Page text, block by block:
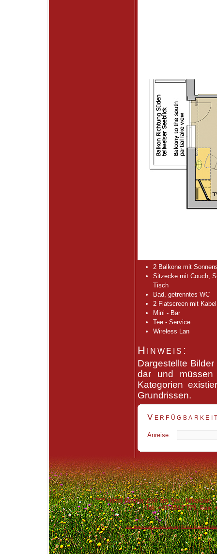
2 Balkone mit
Sitzecke mit Couch,
Tisch
Bad, getrenntes WC
2 Flatscreen mit
Mini - Bar
Tee - Service
Wireless Lan
Hinweis:
Dargestellte
dar und müssen
Kategorien
Grundrissen.
Anreise:
****Hotel Berner Zell am See, Nikolaus -
Tel: +43 6542 779, Fax:
Sommer in Zell am See Kaprun|Winter in Zell am See